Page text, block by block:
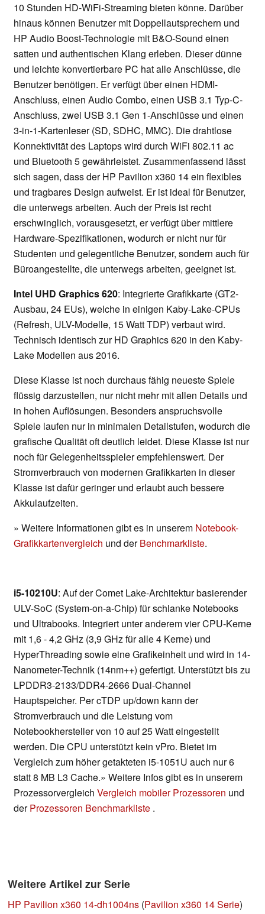
10 Stunden HD-WiFi-Streaming bieten könne. Darüber
hinaus können Benutzer mit Doppellautsprechern und
HP Audio Boost-Technologie mit B&O-Sound einen
satten und authentischen Klang erleben. Dieser dünne
und leichte konvertierbare PC hat alle Anschlüsse, die
Benutzer benötigen. Er verfügt über einen HDMI-
Anschluss, einen Audio Combo, einen USB 3.1 Typ-C-
Anschluss, zwei USB 3.1 Gen 1-Anschlüsse und einen
3-in-1-Kartenleser (SD, SDHC, MMC). Die drahtlose
Konnektivität des Laptops wird durch WiFi 802.11 ac
und Bluetooth 5 gewährleistet. Zusammenfassend lässt
sich sagen, dass der HP Pavilion x360 14 ein flexibles
und tragbares Design aufweist. Er ist ideal für Benutzer,
die unterwegs arbeiten. Auch der Preis ist recht
erschwinglich, vorausgesetzt, er verfügt über mittlere
Hardware-Spezifikationen, wodurch er nicht nur für
Studenten und gelegentliche Benutzer, sondern auch für
Büroangestellte, die unterwegs arbeiten, geeignet ist.
Intel UHD Graphics 620: Integrierte Grafikkarte (GT2-
Ausbau, 24 EUs), welche in einigen Kaby-Lake-CPUs
(Refresh, ULV-Modelle, 15 Watt TDP) verbaut wird.
Technisch identisch zur HD Graphics 620 in den Kaby-
Lake Modellen aus 2016.
Diese Klasse ist noch durchaus fähig neueste Spiele
flüssig darzustellen, nur nicht mehr mit allen Details und
in hohen Auflösungen. Besonders anspruchsvolle
Spiele laufen nur in minimalen Detailstufen, wodurch die
grafische Qualität oft deutlich leidet. Diese Klasse ist nur
noch für Gelegenheitsspieler empfehlenswert. Der
Stromverbrauch von modernen Grafikkarten in dieser
Klasse ist dafür geringer und erlaubt auch bessere
Akkulaufzeiten.
» Weitere Informationen gibt es in unserem Notebook-
Grafikkartenvergleich und derBenchmarkliste.
i5-10210U: Auf der Comet Lake-Architektur basierender
ULV-SoC (System-on-a-Chip) für schlanke Notebooks
und Ultrabooks. Integriert unter anderem vier CPU-Kerne
mit 1,6 - 4,2 GHz (3,9 GHz für alle 4 Kerne) und
HyperThreading sowie eine Grafikeinheit und wird in 14-
Nanometer-Technik (14nm++) gefertigt. Unterstützt bis zu
LPDDR3-2133/DDR4-2666 Dual-Channel
Hauptspeicher. Per cTDP up/down kann der
Stromverbrauch und die Leistung vom
Notebookhersteller von 10 auf 25 Watt eingestellt
werden. Die CPU unterstützt kein vPro. Bietet im
Vergleich zum höher getakteten i5-1051U auch nur 6
statt 8 MB L3 Cache.» Weitere Infos gibt es in unserem
Prozessorvergleich Vergleich mobiler Prozessoren und
derProzessoren Benchmarkliste .
Weitere Artikel zur Serie
HP Pavilion x360 14-dh1004ns (Pavilion x360 14 Serie)